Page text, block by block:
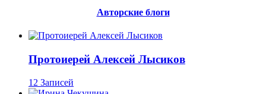
Авторские блоги
Протоиерей Алексей Лысиков
12 Записей